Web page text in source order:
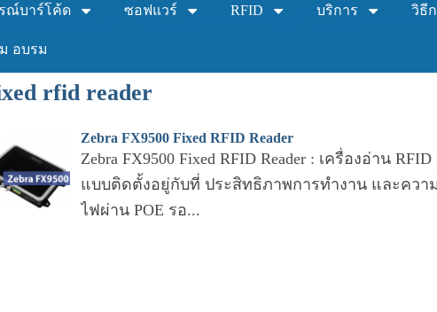
ณ์บาร์โค้ด ซอฟแวร์ RFID บริการ วิธี
อบรม
rfid reader
Zebra FX9500 Fixed RFID Reader
Zebra FX9500 Fixed RFID Reader : เครื่องอ่าน
แบบติดตั้งอยู่กับที่ ประสิทธิภาพการทำงาน และคว
ไฟผ่าน POE รอ...